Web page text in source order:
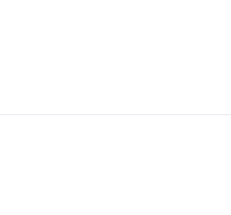
לשקוט לנצח...
מכיר מלווים מצויינים בכל איזורי